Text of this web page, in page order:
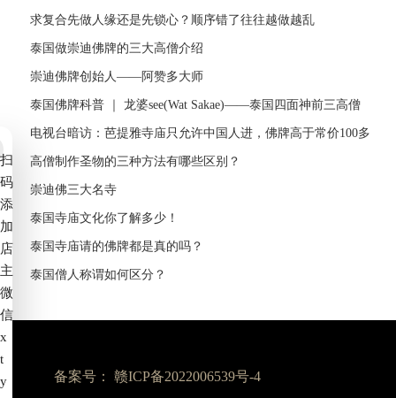
求复合先做人缘还是先锁心？顺序错了往往越做越乱
泰国做崇迪佛牌的三大高僧介绍
崇迪佛牌创始人——阿赞多大师
泰国佛牌科普 ｜ 龙婆see(Wat Sakae)——泰国四面神前三高僧
电视台暗访：芭提雅寺庙只允许中国人进，佛牌高于常价100多
倍！
高僧制作圣物的三种方法有哪些区别？
崇迪佛三大名寺
泰国寺庙文化你了解多少！
泰国寺庙请的佛牌都是真的吗？
泰国僧人称谓如何区分？
备案号： 赣ICP备2022006539号-4
扫
码
添
加
店
主
微
信
x
t
y